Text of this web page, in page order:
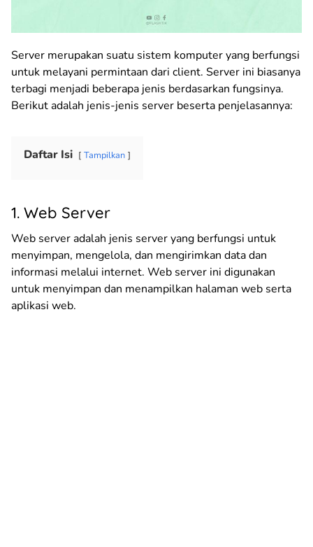
Server merupakan suatu sistem komputer yang berfungsi
untuk melayani permintaan dari client. Server ini biasanya
terbagi menjadi beberapa jenis berdasarkan fungsinya.
Berikut adalah jenis-jenis server beserta penjelasannya:
Daftar Isi Tampilkan
1. Web Server
Web server adalah jenis server yang berfungsi untuk
menyimpan, mengelola, dan mengirimkan data dan
informasi melalui internet. Web server ini digunakan
untuk menyimpan dan menampilkan halaman web serta
aplikasi web.